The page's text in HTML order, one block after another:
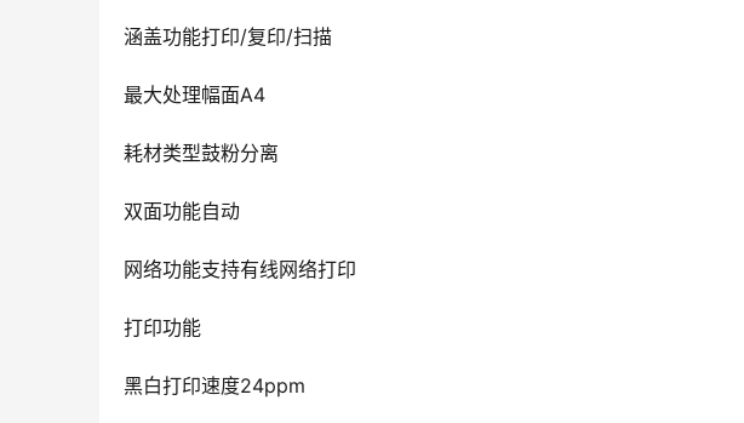
涵盖功能打印/复印/扫描
最大处理幅面A4
耗材类型鼓粉分离
双面功能自动
网络功能支持有线网络打印
打印功能
黑白打印速度24ppm